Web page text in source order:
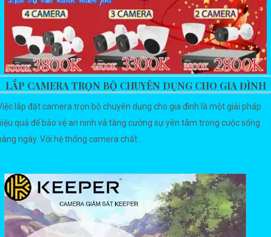
LẮP CAMERA TRỌN BỘ CHUYÊN DỤNG CHO GIA ĐÌNH
lắp đặt camera trọn bộ chuyên dụng cho gia đình là một giải pháp
quả để bảo vệ an ninh và tăng cường sự yên tâm trong cuộc sống
ngày. Với hệ thống camera chất...